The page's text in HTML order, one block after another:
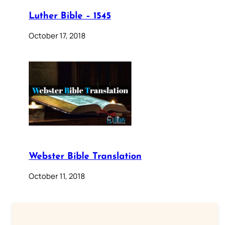
Luther Bible – 1545
October 17, 2018
Webster Bible Translation
October 11, 2018